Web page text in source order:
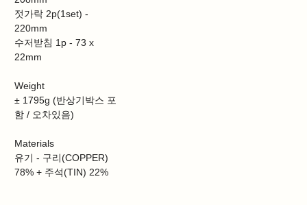
젓가락 2p(1set) -
220mm
수저받침 1p - 73 x
22mm
Weight
± 1795g (반상기박스 포
함 / 오차있음)
Materials
유기 - 구리(COPPER)
78% + 주석(TIN) 22%